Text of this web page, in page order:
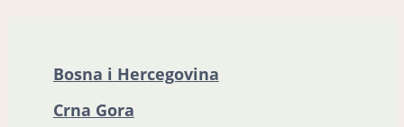
Bosna i Hercegovina
Crna Gora